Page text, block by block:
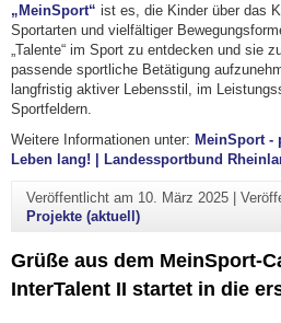
„MeinSport“ ist es, die Kinder über das
Sportarten und vielfältiger
„Talente“ im Sport zu entdecken und sie
passende sportliche Betätigung
langfristig aktiver Lebensstil, im
Sportfeldern.
Weitere Informationen unter: MeinSport -
Leben lang! | Landessportbund
Veröffentlicht am 10. März 2025|
Projekte (aktuell)
Grüße aus dem MeinSport-
InterTalent II startet in die